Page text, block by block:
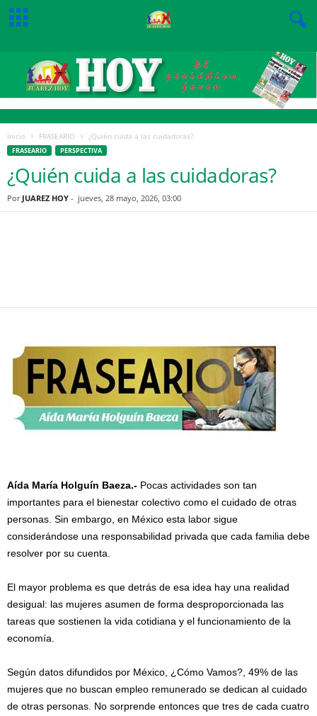
Inicio FRASEARIO ¿Quién cuida a las cuidadoras?
FRASEARIO PERSPECTIVA
¿Quién cuida a las cuidadoras?
Por JUAREZ HOY - jueves, 28 mayo, 2026, 03:00
Aída María Holguín Baeza.- Pocas actividades son tan
importantes para el bienestar colectivo como el cuidado de otras
personas. Sin embargo, en México esta labor sigue
considerándose una responsabilidad privada que cada familia debe
resolver por su cuenta.
El mayor problema es que detrás de esa idea hay una realidad
desigual: las mujeres asumen de forma desproporcionada las
tareas que sostienen la vida cotidiana y el funcionamiento de la
economía.
Según datos difundidos por México, ¿Cómo Vamos?, 49% de las
mujeres que no buscan empleo remunerado se dedican al cuidado
de otras personas. No sorprende entonces que tres de cada cuatro